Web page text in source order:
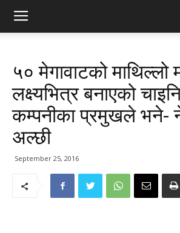
५० मेगावाटको माथिल्लो
लक्ष्यभित्र बनाएको
कम्पनीका प्रमुखले भने-
अल्छी
September 25, 2016